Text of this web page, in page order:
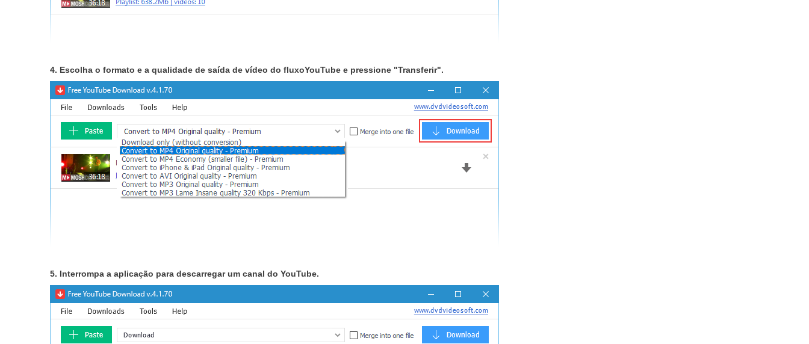
4. Escolha o formato e a qualidade de saída de vídeo do fluxoYouTube e pressione "Transferir".
5. Interrompa a aplicação para descarregar um canal do YouTube.